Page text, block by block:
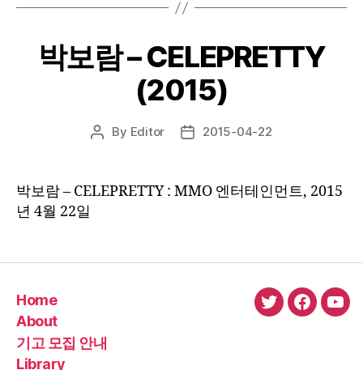
박보람 – CELEPRETTY
(2015)
Post
By Editor
Post2015-04-22
박보람 – CELEPRETTY : MMO 엔터테인먼트, 2015
년 4월 22일
Home
About
기고 모집 안내
Library
twitterfacebook